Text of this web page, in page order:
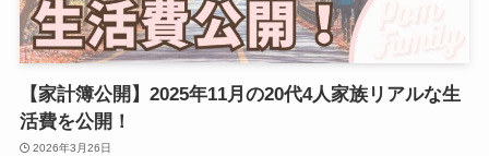
【家計簿公開】2025年11月の20代4人家族リアルな生
活費を公開！
2026年3月26日